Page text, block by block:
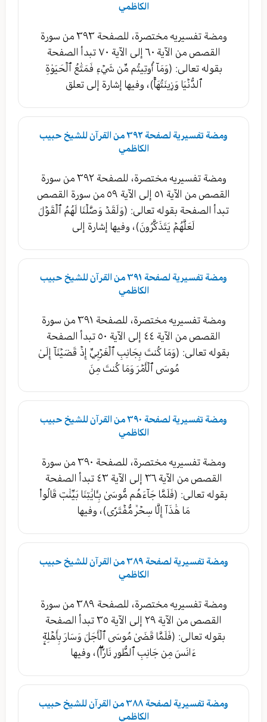
الكاظمي
ومضة تفسيريه مختصرة، للصفحة ٣٩٣ من سورة
القصص من الآية ٦٠ إلى الآية ٧٠ تبدأ الصفحة
بقوله تعالى: (وَمَآ أُوتِيتُم مِّن شَيۡءٖ فَمَتَٰعُ ٱلۡحَيَوٰةِ
ٱلدُّنۡيَا وَزِينَتُهَاۚ)، وفيها إشارة إلى تعلق
ومضة تفسيرية لصفحة ٣٩٢ من القرآن للشيخ حبيب
الكاظمي
ومضة تفسيريه مختصرة، للصفحة ٣٩٢ من سورة
القصص من الآية ٥١ إلى الآية ٥٩ من سورة القصص
تبدأ الصفحة بقوله تعالى: (وَلَقَدۡ وَصَّلۡنَا لَهُمُ ٱلۡقَوۡلَ
لَعَلَّهُمۡ يَتَذَكَّرُونَ)، وفيها إشارة إلى
ومضة تفسيرية لصفحة ٣٩١ من القرآن للشيخ حبيب
الكاظمي
ومضة تفسيريه مختصرة، للصفحة ٣٩١ من سورة
القصص من الآية ٤٤ إلى الآية ٥٠ تبدأ الصفحة
بقوله تعالى: (وَمَا كُنتَ بِجَانِبِ ٱلۡغَرۡبِيِّ إِذۡ قَضَيۡنَآ إِلَىٰ
مُوسَى ٱلۡأَمۡرَ وَمَا كُنتَ مِنَ
ومضة تفسيرية لصفحة ٣٩٠ من القرآن للشيخ حبيب
الكاظمي
ومضة تفسيريه مختصرة، للصفحة ٣٩٠ من سورة
القصص من الآية ٣٦ إلى الآية ٤٣ تبدأ الصفحة
بقوله تعالى: (فَلَمَّا جَآءَهُم مُّوسَىٰ بِـَٔايَٰتِنَا بَيِّنَٰتٖ قَالُواْ
مَا هَٰذَآ إِلَّا سِحۡرٞ مُّفۡتَرٗى)، وفيها
ومضة تفسيرية لصفحة ٣٨٩ من القرآن للشيخ حبيب
الكاظمي
ومضة تفسيريه مختصرة، للصفحة ٣٨٩ من سورة
القصص من الآية ٢٩ إلى الآية ٣٥ تبدأ الصفحة
بقوله تعالى: (فَلَمَّا قَضَىٰ مُوسَى ٱلۡأَجَلَ وَسَارَ بِأَهۡلِهِۦٓ
ءَانَسَ مِن جَانِبِ ٱلطُّورِ نَارٗاۖ)، وفيها
ومضة تفسيرية لصفحة ٣٨٨ من القرآن للشيخ حبيب
الكاظمي